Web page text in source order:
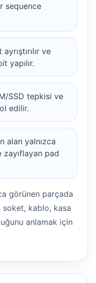
sequence
ve
yapılır.
SSD tepkisi ve
edilir.
alan yalnızca
pad
görünen parçada
soket, kablo, kasa
anlamak için